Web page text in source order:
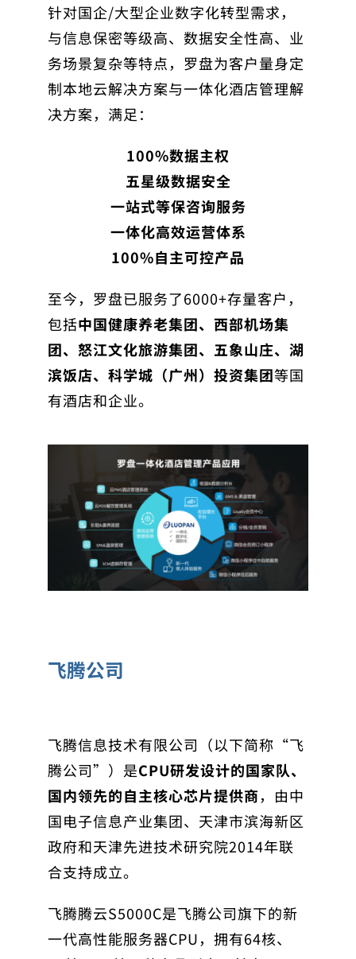
针对国企/大型企业数字化转型需求，
与信息保密等级高、数据安全性高、业
务场景复杂等特点，罗盘为客户量身定
制本地云解决方案与一体化酒店管理解
决方案，满足：
100%数据主权
五星级数据安全
一站式等保咨询服务
一体化高效运营体系
100%自主可控产品
至今，罗盘已服务了6000+存量客户，
包括中国健康养老集团、西部机场集
团、怒江文化旅游集团、五象山庄、湖
滨饭店、科学城（广州）投资集团等国
有酒店和企业。
飞腾公司
飞腾信息技术有限公司（以下简称“飞
腾公司”）是CPU研发设计的国家队、
国内领先的自主核心芯片提供商，由中
国电子信息产业集团、天津市滨海新区
政府和天津先进技术研究院2014年联
合支持成立。
飞腾腾云S5000C是飞腾公司旗下的新
一代高性能服务器CPU，拥有64核、